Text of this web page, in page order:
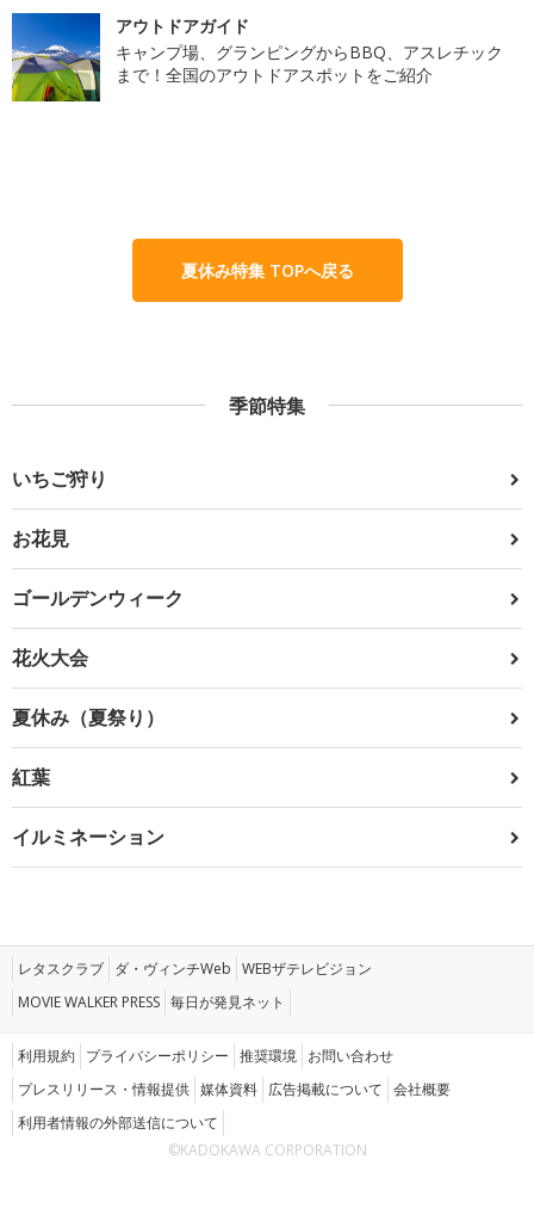
アウトドアガイド
キャンプ場、グランピングからBBQ、アスレチック
まで！全国のアウトドアスポットをご紹介
夏休み特集 TOPへ戻る
季節特集
いちご狩り
お花見
ゴールデンウィーク
花火大会
夏休み（夏祭り）
紅葉
イルミネーション
レタスクラブ ダ・ヴィンチWeb WEBザテレビジョン
MOVIE WALKER PRESS 毎日が発見ネット
利用規約 プライバシーポリシー 推奨環境 お問い合わせ
プレスリリース・情報提供 媒体資料 広告掲載について 会社概要
利用者情報の外部送信について
©KADOKAWA CORPORATION